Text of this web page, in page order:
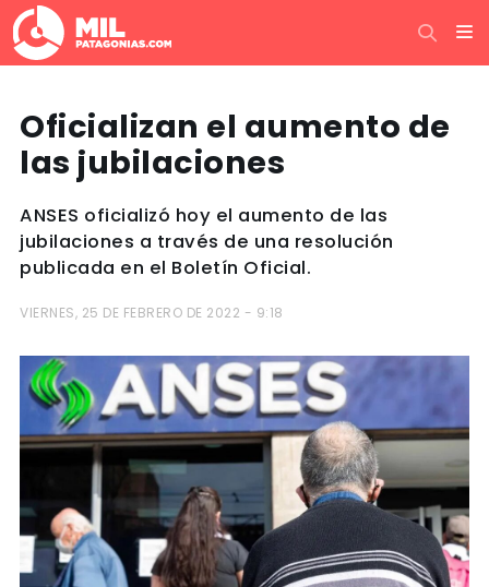
Oficializan el aumento de
las jubilaciones
ANSES oficializó hoy el aumento de las
jubilaciones a través de una resolución
publicada en el Boletín Oficial.
VIERNES, 25 DE FEBRERO DE 2022 - 9:18